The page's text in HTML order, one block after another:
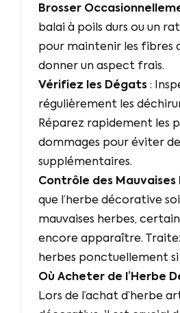
Brosser
balai à poils durs ou un
pour maintenir les fibres
donner un aspect frais.
Vérifiez les Dégats :
régulièrement les
Réparez rapidement les
dommages pour éviter
supplémentaires.
Contrôle des Mauvaises
que l’herbe décorative
mauvaises herbes,
encore apparaître.
herbes ponctuellement si
Où Acheter de l’Herbe
Lors de l’achat d’herbe